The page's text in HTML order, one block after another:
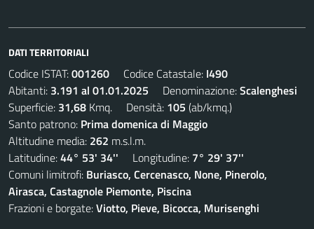
DATI TERRITORIALI
Codice ISTAT:001260 Codice Catastale: I490
Abitanti: 3.191 al 01.01.2025 Denominazione:Scalenghesi
Superficie: 31,68 Kmq. Densità: 105 (ab/kmq.)
Santo patrono: Prima domenica di Maggio
Altitudine media: 262 m.s.l.m.
Latitudine:44° 53' 34'' Longitudine: 7° 29' 37''
Comuni limitrofi: Buriasco, Cercenasco, None, Pinerolo,
Airasca, Castagnole Piemonte, Piscina
Frazioni e borgate:Viotto, Pieve, Bicocca, Murisenghi